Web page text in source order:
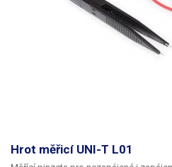
Hrot měřicí UNI-T L01